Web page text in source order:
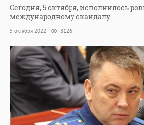
Сегодня, 5 октября, исполнилось
международному скандалу
5 октября 2022 8126